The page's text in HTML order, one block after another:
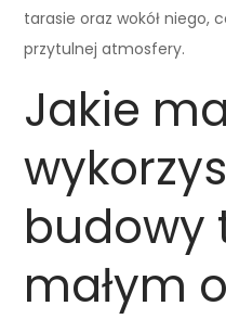
tarasie oraz wokół niego,
przytulnej atmosfery.
Jakie
budowy
małym